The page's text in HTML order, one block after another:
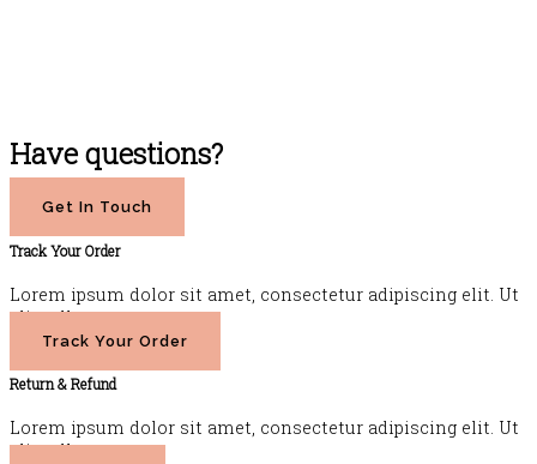
Have questions?
Get In Touch
Track Your Order
Lorem ipsum dolor sit amet, consectetur adipiscing elit. Ut
elit tellus.
Track Your Order
Return & Refund
Lorem ipsum dolor sit amet, consectetur adipiscing elit. Ut
elit tellus.